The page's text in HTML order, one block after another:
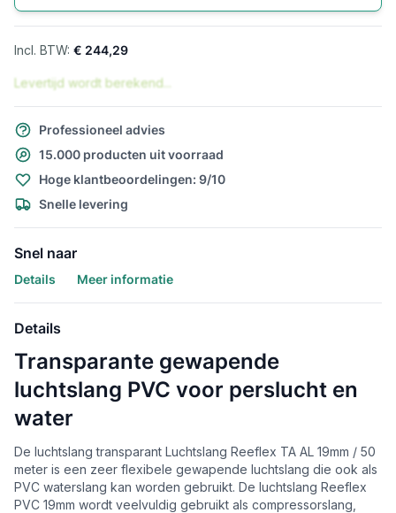
€ 244,29
Levertijd wordt berekend...
Professioneel advies
15.000 producten uit voorraad
Hoge klantbeoordelingen: 9/10
Snelle levering
Snel naar
Details Meer informatie
Details
Transparante gewapende
luchtslang PVC voor perslucht en
water
De luchtslang transparant Luchtslang Reeflex TA AL 19mm / 50
meter is een zeer flexibele gewapende luchtslang die ook als
PVC waterslang kan worden gebruikt. De luchtslang Reeflex
PVC 19mm wordt veelvuldig gebruikt als compressorslang,